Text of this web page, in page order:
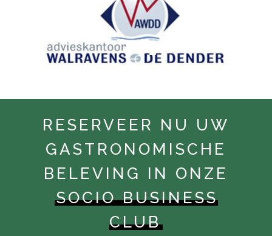
RESERVEER NU UW
GASTRONOMISCHE
BELEVING IN ONZE
SOCIO BUSINESS
CLUB